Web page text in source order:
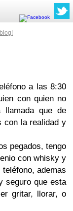
a las 8:30
con quien no
llamada que de
con la realidad y
pegados, tengo
con whisky y
ademas
seguro que esta
gritar, llorar, o